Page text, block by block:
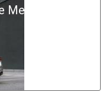
Benz